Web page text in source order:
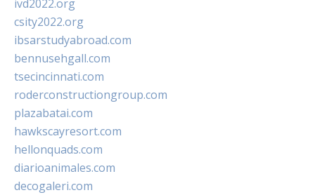
ivd2022.org
csity2022.org
ibsarstudyabroad.com
bennusehgall.com
tsecincinnati.com
roderconstructiongroup.com
plazabatai.com
hawkscayresort.com
hellonquads.com
diarioanimales.com
decogaleri.com